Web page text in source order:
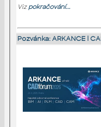
Vizpokračování...
Pozvánka: ARKANCE l